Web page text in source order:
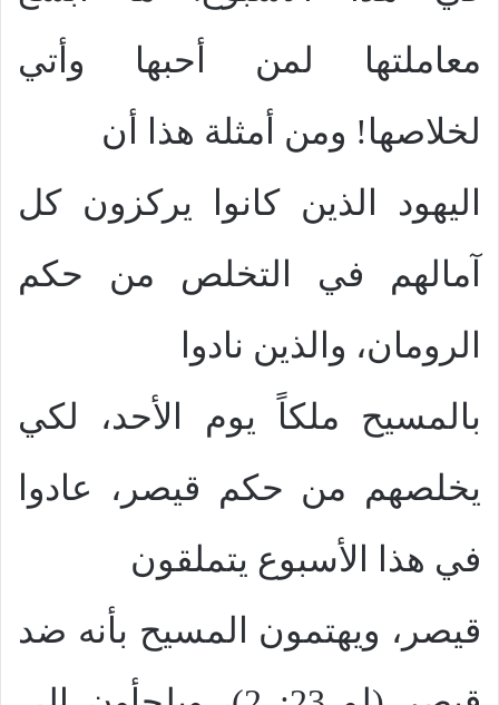
معاملتها لمن أحبها وأتي
لخلاصها! ومن أمثلة هذا أن
اليهود الذين كانوا يركزون كل
آمالهم في التخلص من حكم
الرومان، والذين نادوا
بالمسيح ملكاً يوم الأحد، لكي
يخلصهم من حكم قيصر، عادوا
في هذا الأسبوع يتملقون
قيصر، ويهتمون المسيح بأنه ضد